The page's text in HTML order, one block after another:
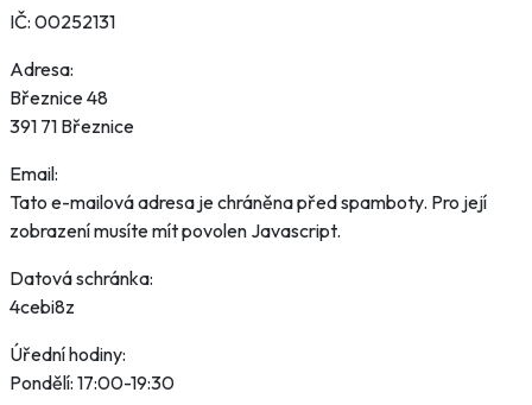
IČ: 00252131
Adresa:
Březnice 48
391 71 Březnice
Email:
Tato e-mailová adresa je chráněna před spamboty. Pro její
zobrazení musíte mít povolen Javascript.
Datová schránka:
4cebi8z
Úřední hodiny:
Pondělí: 17:00-19:30